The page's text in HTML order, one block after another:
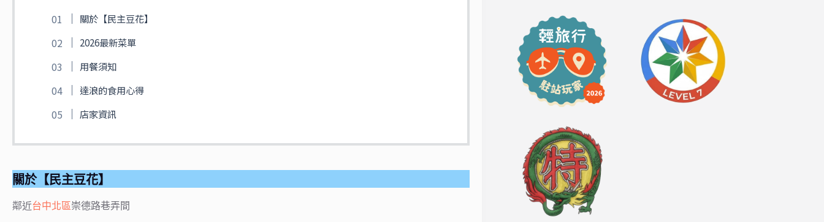
關於【民主豆花】
2026最新菜單
用餐須知
達浪的食用心得
店家資訊
關於【民主豆花】
鄰近台中北區崇德路巷弄間